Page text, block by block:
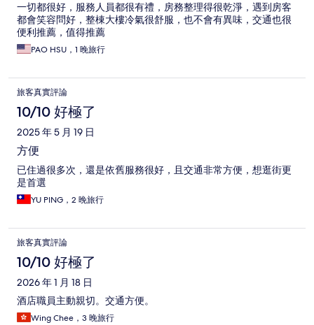
一切都很好，服務人員都很有禮，房務整理得很乾淨，遇到房客
都會笑容問好，整棟大樓冷氣很舒服，也不會有異味，交通也很
便利推薦，值得推薦
PAO HSU，1 晚旅行
旅客真實評論
10/10 好極了
2025 年 5 月 19 日
方便
已住過很多次，還是依舊服務很好，且交通非常方便，想逛街更
是首選
YU PING，2 晚旅行
旅客真實評論
10/10 好極了
2026 年 1 月 18 日
酒店職員主動親切。交通方便。
Wing Chee，3 晚旅行